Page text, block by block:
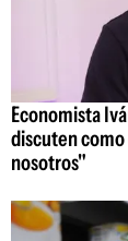
Economista
discuten
nosotros"